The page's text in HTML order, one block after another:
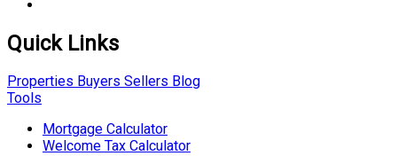
Quick Links
Properties Buyers Sellers Blog
Tools
Mortgage Calculator
Welcome Tax Calculator